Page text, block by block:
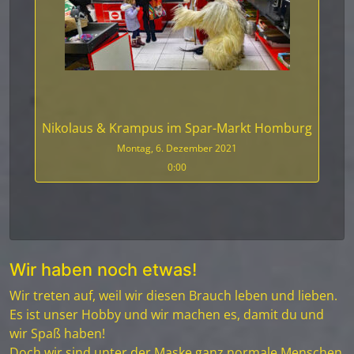
Nikolaus & Krampus im Spar-Markt Homburg
Montag, 6. Dezember 2021
0:00
Wir haben noch etwas!
Wir treten auf, weil wir diesen Brauch leben und lieben.
Es ist unser Hobby und wir machen es, damit du und
wir Spaß haben!